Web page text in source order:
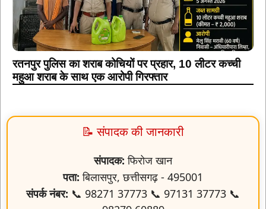
रतनपुर पुलिस का शराब कोचियों पर प्रहार, 10 लीटर कच्ची
महुआ शराब के साथ एक आरोपी गिरफ्तार
📝 संपादक की जानकारी
संपादक: फिरोज खान
पता: बिलासपुर, छत्तीसगढ़ - 495001
संपर्क नंबर: 📞 98271 37773 📞 97131 37773 📞